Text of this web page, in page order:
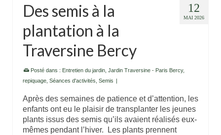
12
MAI 2026
Des semis à la
plantation à la
Traversine Bercy
Posté dans : Entretien du jardin Jardin Traversine - Paris Bercy,
repiquage Séances d'activités Semis |
Après des semaines de patience et d’attention, les
enfants ont eu le plaisir de transplanter les jeunes
plants issus des semis qu’ils avaient réalisés eux-
mêmes pendant l’hiver. Les plants prennent